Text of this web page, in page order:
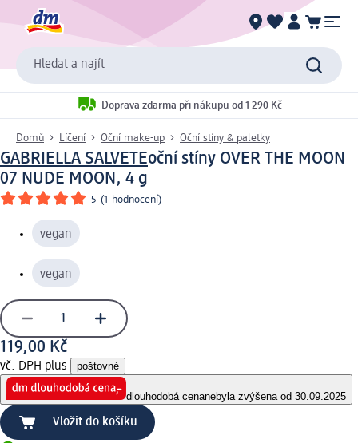
Hledat a najít
Doprava zdarma při nákupu od 1 290 Kč
Domů Líčení Oční make-up Oční stíny & paletky
GABRIELLA SALVETEoční stíny OVER THE MOON
07 NUDE MOON, 4 g
5 (1 hodnocení)
vegan
vegan
119,00 Kč
vč. DPH plus poštovné
dlouhodobá cenanebyla zvýšena od 30.09.2025
Vložit do košíku